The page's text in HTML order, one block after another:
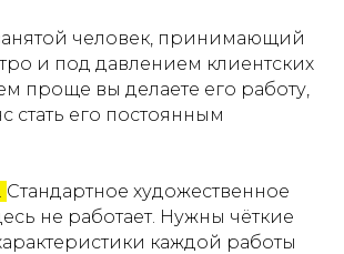
человек, принимающий
и под давлением клиентских
проще вы делаете его работу,
стать его постоянным
. Стандартное художественное
не работает. Нужны чёткие
каждой работы